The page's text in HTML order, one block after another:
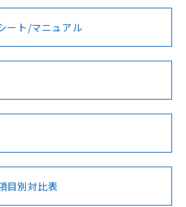
用いただく前に、以下を必ずお読
凡例
Cd Cr(VI)
式承認
ウェー
BV型式承認
（フランス
KR型式
（韓国
No No
製品の規格認証/適合状況ページへ
ちらのページからご検索ください
ート/マニュアル
目別対比表